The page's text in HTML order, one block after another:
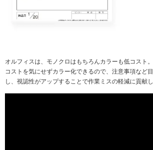
オルフィスは、モノクロはもちろんカラーも低コスト。
コストを気にせずカラー化できるので、注意事項など
し、視認性がアップすることで作業ミスの軽減に貢献し